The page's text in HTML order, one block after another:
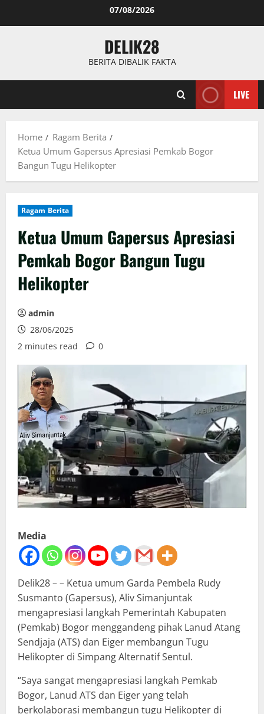
07/08/2026
DELIK28
BERITA DIBALIK FAKTA
LIVE
Home
Ragam Berita
Ketua Umum Gapersus Apresiasi Pemkab Bogor
Bangun Tugu Helikopter
Ragam Berita
Ketua Umum Gapersus Apresiasi
Pemkab Bogor Bangun Tugu
Helikopter
admin
28/06/2025
2 minutes read
0
Media
Delik28 – – Ketua umum Garda Pembela Rudy
Susmanto (Gapersus), Aliv Simanjuntak
mengapresiasi langkah Pemerintah Kabupaten
(Pemkab) Bogor menggandeng pihak Lanud Atang
Sendjaja (ATS) dan Eiger membangun Tugu
Helikopter di Simpang Alternatif Sentul.
“Saya sangat mengapresiasi langkah Pemkab
Bogor, Lanud ATS dan Eiger yang telah
berkolaborasi membangun tugu Helikopter di